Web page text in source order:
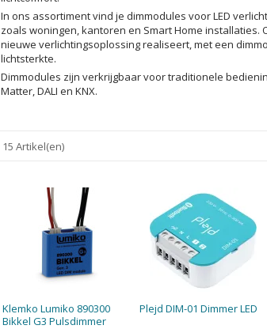
In ons assortiment vind je dimmodules voor LED
zoals woningen, kantoren en Smart Home
nieuwe verlichtingsoplossing realiseert, met een
lichtsterkte.
Dimmodules zijn verkrijgbaar voor traditionele
Matter, DALI en KNX.
15 Artikel(en)
Klemko Lumiko 890300
Bikkel G3 Pulsdimmer
Plejd DIM-01 Dimmer LED